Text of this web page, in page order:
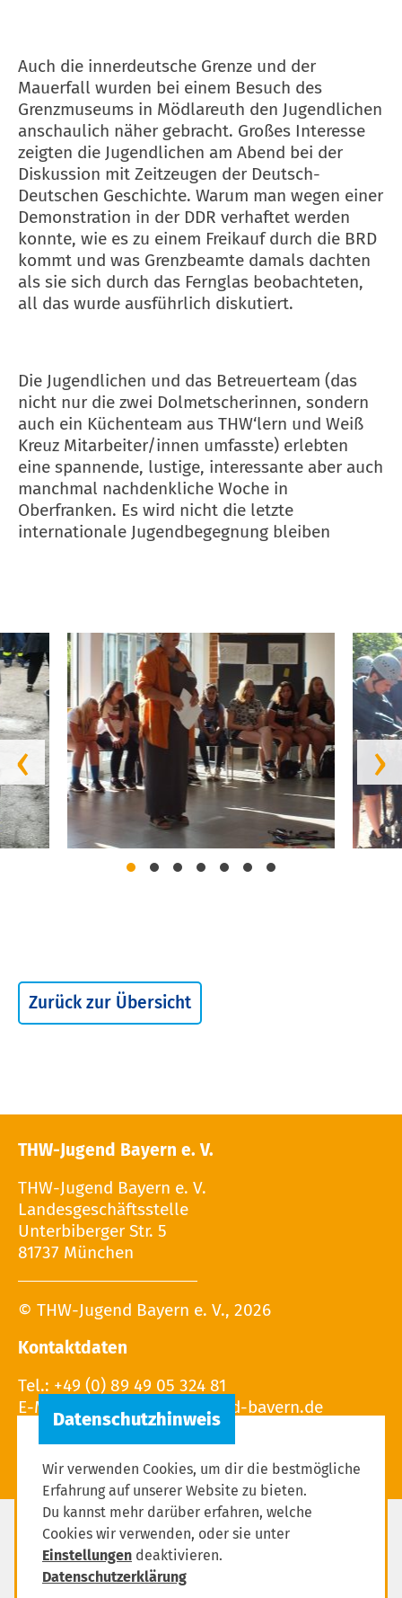
Auch die innerdeutsche Grenze und der
Mauerfall wurden bei einem Besuch des
Grenzmuseums in Mödlareuth den Jugendlichen
anschaulich näher gebracht. Großes Interesse
zeigten die Jugendlichen am Abend bei der
Diskussion mit Zeitzeugen der Deutsch-
Deutschen Geschichte. Warum man wegen einer
Demonstration in der DDR verhaftet werden
konnte, wie es zu einem Freikauf durch die BRD
kommt und was Grenzbeamte damals dachten
als sie sich durch das Fernglas beobachteten,
all das wurde ausführlich diskutiert.
Die Jugendlichen und das Betreuerteam (das
nicht nur die zwei Dolmetscherinnen, sondern
auch ein Küchenteam aus THW‘lern und Weiß
Kreuz Mitarbeiter/innen umfasste) erlebten
eine spannende, lustige, interessante aber auch
manchmal nachdenkliche Woche in
Oberfranken. Es wird nicht die letzte
internationale Jugendbegegnung bleiben
‹ ›
Zurück zur Übersicht
THW-Jugend Bayern e. V.
THW-Jugend Bayern e. V.
Landesgeschäftsstelle
Unterbiberger Str. 5
81737 München
© THW-Jugend Bayern e. V., 2026
Kontaktdaten
Tel.: +49 (0) 89 49 05 324 81
E-Mail:
Impressum
Datenschutzerklärung
Wir verwenden Cookies, um dir die bestmögliche
Erfahrung auf unserer Website zu bieten.
Du kannst mehr darüber erfahren, welche
Cookies wir verwenden, oder sie unter
Einstellungen deaktivieren.
Datenschutzerklärung